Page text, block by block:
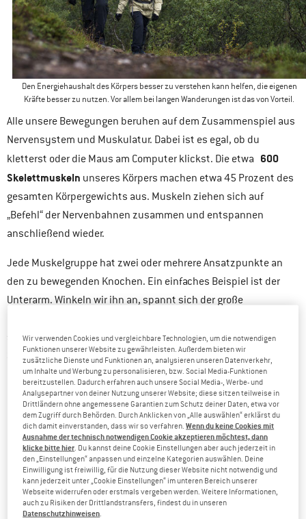
Den Energiehaushalt des Körpers besser zu verstehen kann helfen, die eigenen
Kräfte besser zu nutzen. Vor allem bei langen Wanderungen ist das von Vorteil.
Alle unsere Bewegungen beruhen auf dem Zusammenspiel aus
Nervensystem und Muskulatur. Dabei ist es egal, ob du
kletterst oder die Maus am Computer klickst. Die etwa 600
Skelettmuskeln unseres Körpers machen etwa 45 Prozent des
gesamten Körpergewichts aus. Muskeln ziehen sich auf
„Befehl“ der Nervenbahnen zusammen und entspannen
anschließend wieder.
Jede Muskelgruppe hat zwei oder mehrere Ansatzpunkte an
den zu bewegenden Knochen. Ein einfaches Beispiel ist der
Unterarm. Winkeln wir ihn an, spannt sich der große
sogenannte Sehnen aus, die auf der einen Seite am
Schulterknochen und auf der anderen Seite am
Unterarmknochen verankert sind.
Kontrahiert (=anspannen) sich der Muskel, so bewegen sich
diese Ansatzpunkte aufeinander zu, das dazwischen liegende
Gelenk wird gebeugt. Gleichzeitig entspannt sich der
entgegengesetzt arbeitende Streckmuskel, der Trizeps. Dieses
Prinzip nennt sich fachmedizinischAgonist und Antagonist
übertragenen Sinn sprechen wir von Spieler und Gegenspieler.
Wir verwenden Cookies und vergleichbare Technologien, um die notwendigen
Funktionen unserer Website zu gewährleisten. Außerdem bieten wir
zusätzliche Dienste und Funktionen an, analysieren unseren Datenverkehr,
um Inhalte und Werbung zu personalisieren, bzw. Social Media-Funktionen
bereitzustellen. Dadurch erfahren auch unsere Social Media-, Werbe- und
Analysepartner von deiner Nutzung unserer Website; diese sitzen teilweise in
Drittländern ohne angemessene Garantien zum Schutz deiner Daten, etwa vor
dem Zugriff durch Behörden. Durch Anklicken von „Alle auswählen“ erklärst du
dich damit einverstanden, dass wir so verfahren.Wenn du keine Cookies mit
Ausnahme der technisch notwendigen Cookie akzeptieren möchtest, dann
klicke bitte hier. Du kannst deine Cookie Einstellungen aber auch jederzeit in
den „Einstellungen“ anpassen und einzelne Kategorien auswählen. Deine
Einwilligung ist freiwillig, für die Nutzung dieser Website nicht notwendig und
kann jederzeit unter „Cookie Einstellungen“ im unteren Bereich unserer
Webseite widerrufen oder erstmals vergeben werden. Weitere Informationen,
auch zu Risiken der Drittlandstransfers, findest du in unseren
Datenschutzhinweisen.